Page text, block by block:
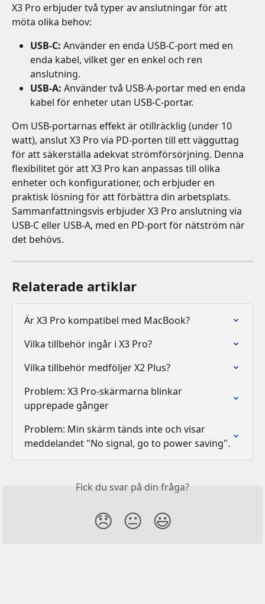
X3 Pro erbjuder två typer av anslutningar för att
möta olika behov:
USB-C: Använder en enda USB-C-port med en
enda kabel, vilket ger en enkel och ren
anslutning.
USB-A: Använder två USB-A-portar med en enda
kabel för enheter utan USB-C-portar.
Om USB-portarnas effekt är otillräcklig (under 10
watt), anslut X3 Pro via PD-porten till ett vägguttag
för att säkerställa adekvat strömförsörjning. Denna
flexibilitet gör att X3 Pro kan anpassas till olika
enheter och konfigurationer, och erbjuder en
praktisk lösning för att förbättra din arbetsplats.
Sammanfattningsvis erbjuder X3 Pro anslutning via
USB-C eller USB-A, med en PD-port för nätström när
det behövs.
Relaterade artiklar
Är X3 Pro kompatibel med MacBook?
Vilka tillbehör ingår i X3 Pro?
Vilka tillbehör medföljer X2 Plus?
Problem: X3 Pro-skärmarna blinkar
upprepade gånger
Problem: Min skärm tänds inte och visar
meddelandet "No signal, go to power saving".
Fick du svar på din fråga?
😞 😐 😃